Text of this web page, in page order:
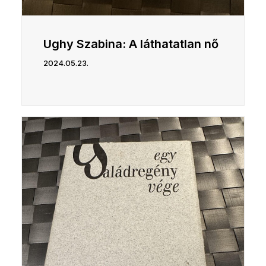
Ughy Szabina: A láthatatlan nő
2024.05.23.